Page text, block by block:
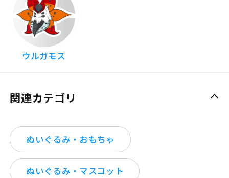
ウルガモス
関連カテゴリ
ぬいぐるみ・おもちゃ
ぬいぐるみ・マスコット